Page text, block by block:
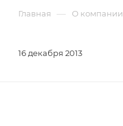
Главная — О компании
16 декабря 2013